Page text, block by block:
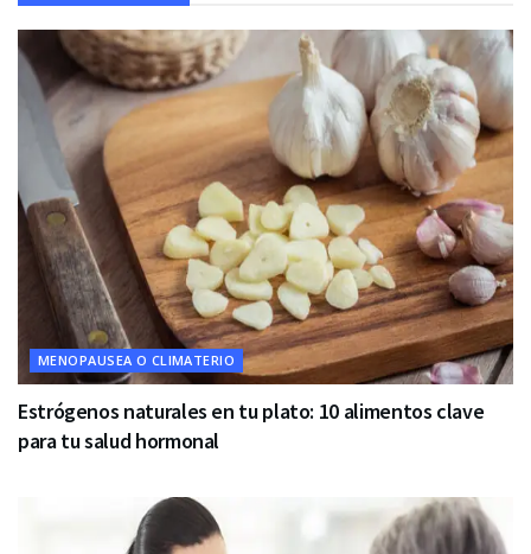
MENOPAUSEA O CLIMATERIO
Estrógenos naturales en tu plato: 10 alimentos clave
para tu salud hormonal